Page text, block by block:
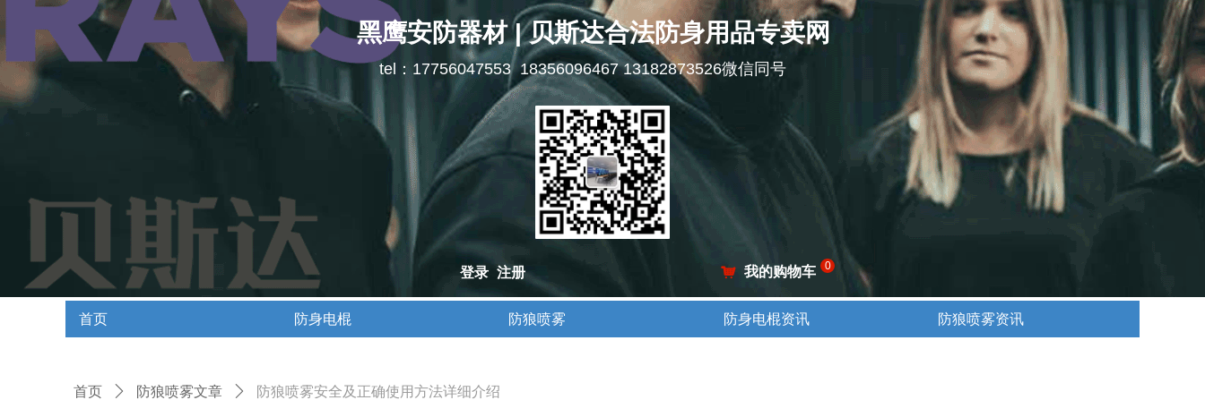
首页 防身电棍 防狼喷雾 防身电棍资讯 防狼喷雾资讯
黑鹰安防器材 | 贝斯达合法防身用品专卖网
낙 我的购物车 0
登录 注册
tel：17756047553 18356096467 13182873526微信同号
首页 ꄲ 防狼喷雾文章 ꄲ 防狼喷雾安全及正确使用方法详细介绍